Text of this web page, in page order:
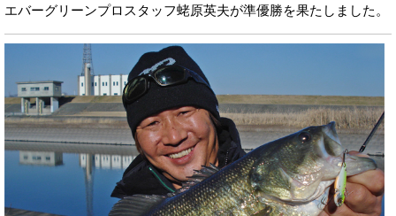
エバーグリーンプロスタッフ蛯原英夫が準優勝を果たしました。